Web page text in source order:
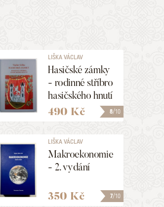
8/10
LIŠKA VÁCLAV
Hasičské zámky
- rodinné stříbro
hasičského hnutí
490 Kč
7/10
LIŠKA VÁCLAV
Makroekonomie
- 2. vydání
350 Kč